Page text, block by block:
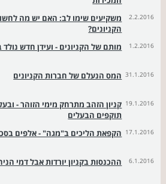
2.2.2016
משקיעים שימו לב: האם יש מה
הקניונים?
1.2.2016 מותם של הקניונים - ועידן חדש
31.1.2016 המס הנעלם של חברות הקניונים
19.1.2016 קניון הזהב מתרחק מימי הזוהר -
תוקפים הבעלים
17.1.2016 הקפאת הליכים ב"מגה" - אלפים
6.1.2016 ההכנסות בקניון יורדות אבל דמי